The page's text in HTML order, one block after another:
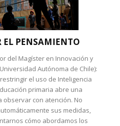
EL PENSAMIENTO
del Magíster en Innovación y
Autónoma de Chile):
el uso de Inteligencia
primaria abre una
observar con atención. No
sus medidas,
cómo abordamos los